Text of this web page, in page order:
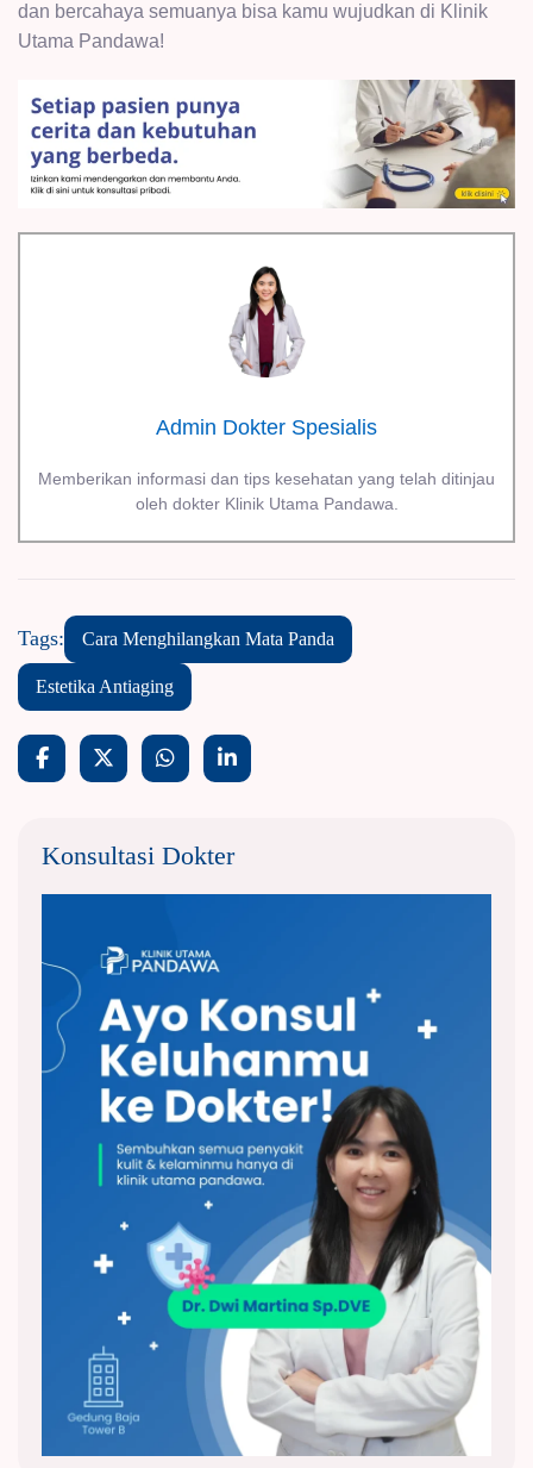
dan bercahaya semuanya bisa kamu wujudkan di Klinik
Utama Pandawa!
Admin Dokter Spesialis
Memberikan informasi dan tips kesehatan yang telah ditinjau
oleh dokter Klinik Utama Pandawa.
Tags: Cara Menghilangkan Mata Panda
Estetika Antiaging
Konsultasi Dokter